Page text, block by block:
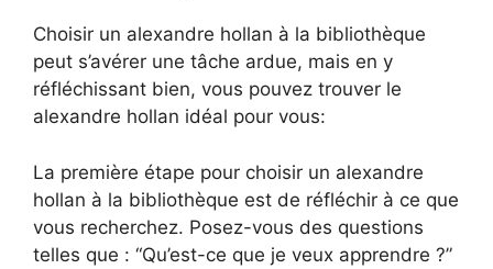
Choisir un alexandre hollan à la bibliothèque
peut s’avérer une tâche ardue, mais en y
réfléchissant bien, vous pouvez trouver le
alexandre hollan idéal pour vous:
La première étape pour choisir un alexandre
hollan à la bibliothèque est de réfléchir à ce que
vous recherchez. Posez-vous des questions
telles que : “Qu’est-ce que je veux apprendre ?”